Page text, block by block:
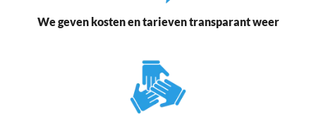
We geven kosten en tarieven transparant weer